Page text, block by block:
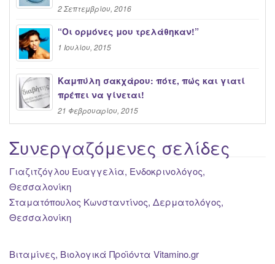
2 Σεπτεμβρίου, 2016
“Oι ορμόνες μου τρελάθηκαν!”
1 Ιουλίου, 2015
Καμπύλη σακχάρου: πότε, πώς και γιατί
πρέπει να γίνεται!
21 Φεβρουαρίου, 2015
Συνεργαζόμενες σελίδες
Γιαζιτζόγλου Ευαγγελία, Ενδοκρινολόγος,
Θεσσαλονίκη
Σταματόπουλος Κωνσταντίνος, Δερματολόγος,
Θεσσαλονίκη
Βιταμίνες, Βιολογικά Προϊόντα Vitamino.gr